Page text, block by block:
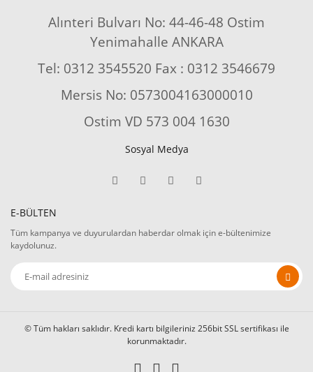
Alınteri Bulvarı No: 44-46-48 Ostim
Yenimahalle ANKARA
Tel: 0312 3545520 Fax : 0312 3546679
Mersis No: 0573004163000010
Ostim VD 573 004 1630
Sosyal Medya
E-BÜLTEN
Tüm kampanya ve duyurulardan haberdar olmak için e-bültenimize
kaydolunuz.
© Tüm hakları saklıdır. Kredi kartı bilgileriniz 256bit SSL sertifikası ile
korunmaktadır.